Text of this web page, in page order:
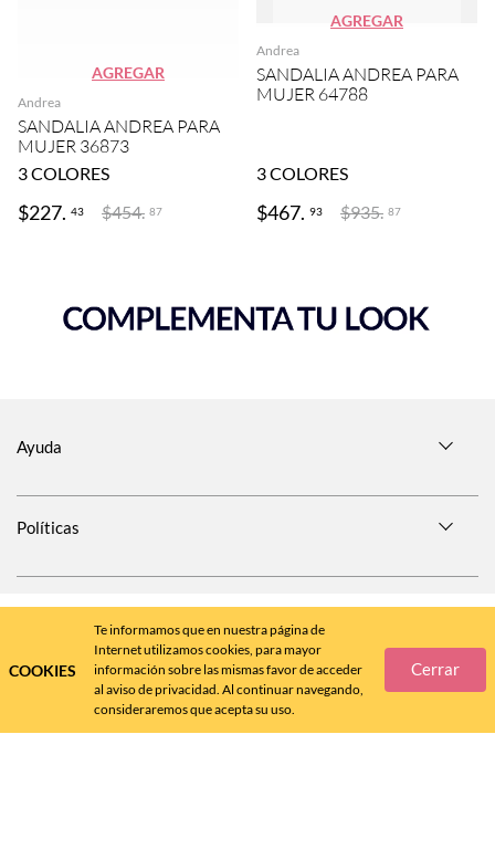
COOKIES
Te informamos que en nuestra página de
Internet utilizamos cookies, para mayor
información sobre las mismas favor de acceder
al aviso de privacidad. Al continuar navegando,
consideraremos que acepta su uso.
Cerrar
AGREGAR
Andrea
SANDALIA ANDREA PARA
MUJER 36873
3COLORES
$227. 43 $454. 87
AGREGAR
Andrea
SANDALIA ANDREA PARA
MUJER 64788
3COLORES
$467. 93 $935. 87
Ayuda
Políticas